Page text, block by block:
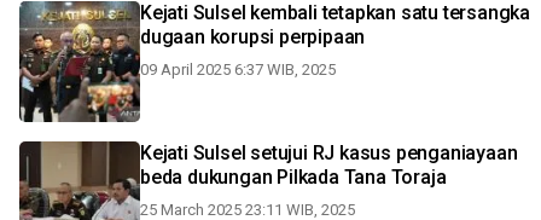
Kejati Sulsel kembali tetapkan satu tersangka
dugaan korupsi perpipaan
09 April 2025 6:37 WIB, 2025
Kejati Sulsel setujui RJ kasus penganiayaan
beda dukungan Pilkada Tana Toraja
25 March 2025 23:11 WIB, 2025